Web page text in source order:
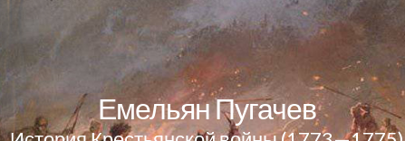
Емельян Пугачев